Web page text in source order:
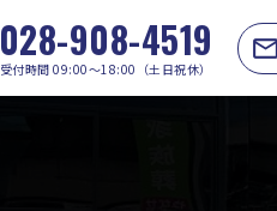
028-908-4519
受付時間 09:00〜18:00（土日祝休）